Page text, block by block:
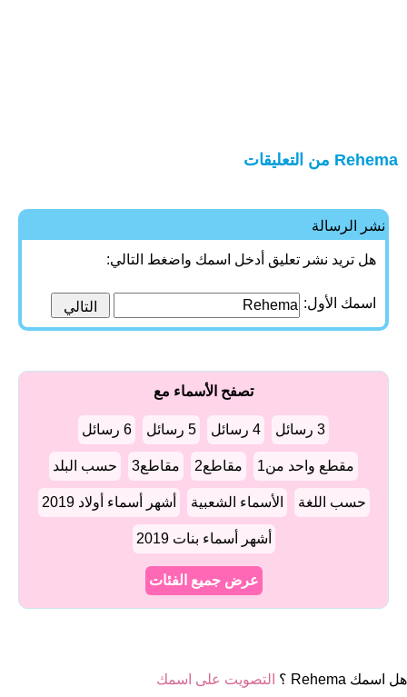
Rehema من التعليقات
نشر الرسالة
هل تريد نشر تعليق أدخل اسمك واضغط التالي:
اسمك الأول:
تصفح الأسماء مع
3 رسائل 4 رسائل 5 رسائل 6 رسائل
مقطع واحد من1 مقاطع2 مقاطع3 حسب البلد
حسب اللغة الأسماء الشعبية أشهر أسماء أولاد 2019
أشهر أسماء بنات 2019
عرض جميع الفئات
هل اسمك Rehema ؟ التصويت على اسمك